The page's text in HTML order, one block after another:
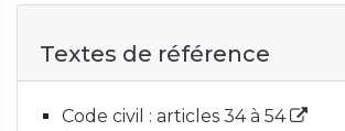
Textes de référence
Code civil : articles 34 à 54